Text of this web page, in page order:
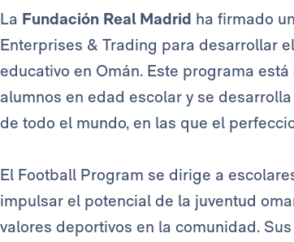
La Fundación Real Madrid ha firmado
Enterprises & Trading para desarrollar
educativo en Omán. Este programa
alumnos en edad escolar y se
de todo el mundo, en las que el
El Football Program se dirige a
impulsar el potencial de la juventud
valores deportivos en la comunidad.